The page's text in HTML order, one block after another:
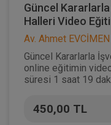
Güncel
Halleri Video
Av. Ahmet EVCİMEN
Güncel Kararlarla
online eğitimin
süresi 1 saat 19
450,00 TL